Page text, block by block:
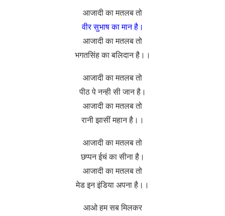
आजादी का मतलब तो
वीर सुभाष का मान है।
आजादी का मतलब तो
भगतसिंह का बलिदान है।।
आजादी का मतलब तो
पीठ पे नन्ही सी जान है।
आजादी का मतलब तो
रानी झासीं महान है।।
आजादी का मतलब तो
छप्पन ईचं का सीना है।
आजादी का मतलब तो
मेड इन इंडिया अपना है।।
आओ हम सब मिलकर